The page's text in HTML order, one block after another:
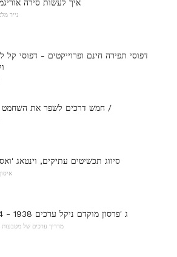
איך לעשות סירה
נייר
דפוסי תפירה חינם ופרוייקטים - דפוסי קל
חמש דרכים לשפר את השחמט שלך /
סיווג תכשיטים עתיקים, וינטאג
ג 'פרסון מוקדם ניקל ערכים 1938 - 1964
מדריך ערכים של